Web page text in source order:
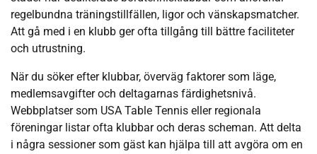
regelbundna träningstillfällen, ligor och vänskapsmatcher.
Att gå med i en klubb ger ofta tillgång till bättre faciliteter
och utrustning.
När du söker efter klubbar, överväg faktorer som läge,
medlemsavgifter och deltagarnas färdighetsnivå.
Webbplatser som USA Table Tennis eller regionala
föreningar listar ofta klubbar och deras scheman. Att delta
i några sessioner som gäst kan hjälpa till att avgöra om en